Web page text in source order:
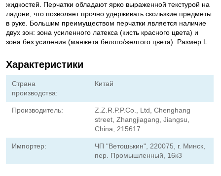
жидкостей. Перчатки обладают ярко выраженной текстурой на
ладони, что позволяет прочно удерживать скользкие предметы
в руке. Большим преимуществом перчатки является наличие
двух зон: зона усиленного латекса (кисть красного цвета) и
зона без усиления (манжета белого/желтого цвета). Размер L.
Характеристики
Страна
производства:
Китай
Производитель:
Z.Z.R.P.P.Co., Ltd, Chenghang
street, Zhangjiagang, Jiangsu,
China, 215617
Импортер:
ЧП "Ветошькин", 220075, г. Минск,
пер. Промышленный, 16к3